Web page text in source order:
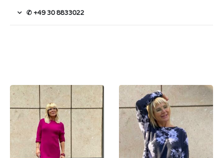
✆ +49 30 8833022